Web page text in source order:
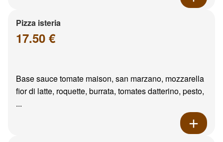
Pizza isteria
17.50 €
Base sauce tomate maison, san marzano, mozzarella
fior di latte, roquette, burrata, tomates datterino, pesto,
...